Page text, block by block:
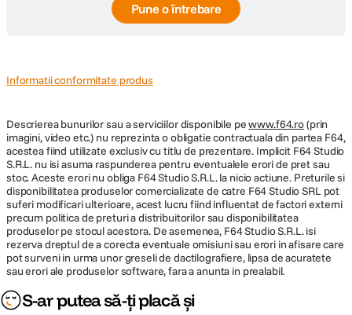
Pune o întrebare
Informatii conformitate produs
Descrierea bunurilor sau a serviciilor disponibile pewww.f64.ro(prin
imagini, video etc.) nu reprezinta o obligatie contractuala din partea F64,
acestea fiind utilizate exclusiv cu titlu de prezentare. Implicit F64 Studio
S.R.L. nu isi asuma raspunderea pentru eventualele erori de pret sau
stoc. Aceste erori nu obliga F64 Studio S.R.L. la nicio actiune. Preturile si
disponibilitatea produselor comercializate de catre F64 Studio SRL pot
suferi modificari ulterioare, acest lucru fiind influentat de factori externi
precum politica de preturi a distribuitorilor sau disponibilitatea
produselor pe stocul acestora. De asemenea, F64 Studio S.R.L. isi
rezerva dreptul de a corecta eventuale omisiuni sau erori in afisare care
pot surveni in urma unor greseli de dactilografiere, lipsa de acuratete
sau erori ale produselor software, fara a anunta in prealabil.
S-ar putea să-ți placă și